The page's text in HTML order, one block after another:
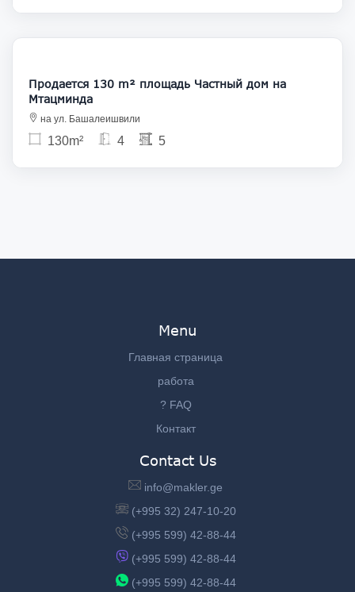
200 000
Продается 130 m² площадь Частный дом на
Мтацминда
на ул. Башалеишвили
130m² 4 5
Menu
Главная страница
работа
? FAQ
Контакт
Contact Us
info@makler.ge
(+995 32) 247-10-20
(+995 599) 42-88-44
(+995 599) 42-88-44
(+995 599) 42-88-44